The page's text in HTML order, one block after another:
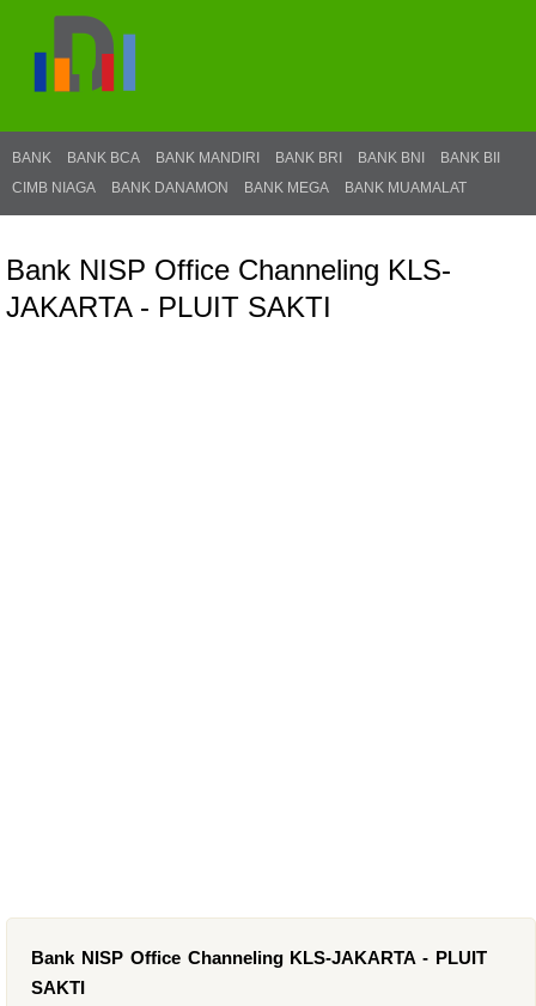
BANK BANK BCA BANK MANDIRI BANK BRI BANK BNI
BANK BII
CIMB NIAGA
BANK DANAMON BANK MEGA BANK MUAMALAT
Bank NISP Office Channeling KLS-
JAKARTA - PLUIT SAKTI
Bank NISP Office Channeling KLS-JAKARTA - PLUIT
SAKTI